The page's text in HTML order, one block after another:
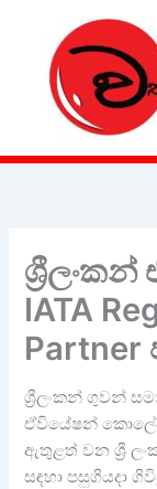
content
IATA
ශ්‍රීලංකන් ගුවන්
ඒවියේෂන් කොලේජ්,
ඇතුළත් වන ශ්‍රී
සඳහා පසුගියදා